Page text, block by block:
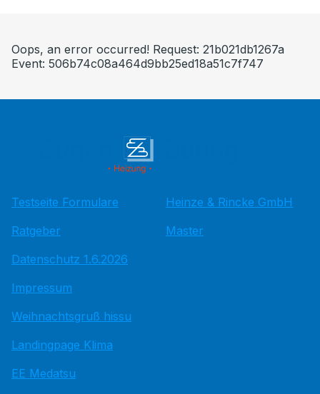
Oops, an error occurred! Request: 21b021db1267a
Event: 506b74c08a464d9bb25ed18a51c7f747
Testseite Formulare
Ratgeber
Datenschutz 1.6.2026
Impressum
Weihnachtsgruß hissu
Landingpage Klima
EE Medatsu
Heinze & Rincke GmbH
Master